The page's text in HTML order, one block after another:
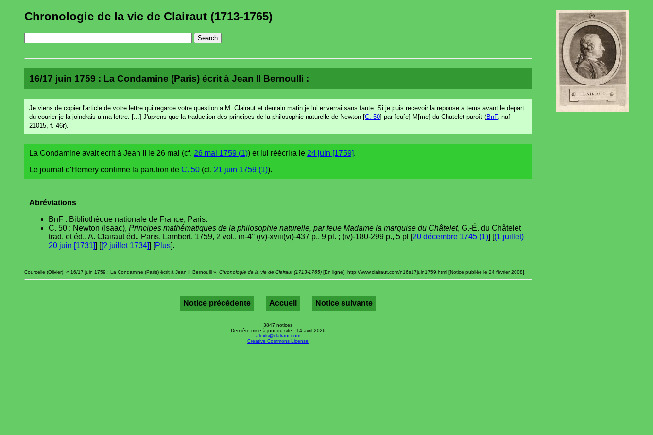
Chronologie de la vie de Clairaut (1713-1765)
16/17 juin 1759 : La Condamine (Paris) écrit à Jean II Bernoulli :
Je viens de copier l'article de votre lettre qui regarde votre question a M. Clairaut et demain matin je lui enverrai sans faute. Si je puis recevoir la reponse a tems avant le depart
du courier je la joindrais a ma lettre. [...] J'aprens que la traduction des principes de la philosophie naturelle de Newton [C. 50] par feu[e] M[me] du Chatelet paroît (BnF, naf
21015, f. 46r).
La Condamine avait écrit à Jean II le 26 mai (cf. 26 mai 1759 (1)) et lui réécrira le 24 juin [1759].
Le journal d'Hemery confirme la parution de C. 50 (cf. 21 juin 1759 (1)).
Abréviations
BnF : Bibliothèque nationale de France, Paris.
C. 50 : Newton (Isaac), Principes mathématiques de la philosophie naturelle, par feue Madame la marquise du Châtelet, G.-É. du Châtelet
trad. et éd., A. Clairaut éd., Paris, Lambert, 1759, 2 vol., in-4° (iv)-xviii(vi)-437 p., 9 pl. ; (iv)-180-299 p., 5 pl [20 décembre 1745 (1)] [(1 juillet)
20 juin [1731]] [[? juillet 1734]] [Plus].
Courcelle (Olivier), « 16/17 juin 1759 : La Condamine (Paris) écrit à Jean II Bernoulli », Chronologie de la vie de Clairaut (1713-1765) [En ligne], http://www.clairaut.com/n16s17juin1759.html [Notice publiée le 24 février 2008].
Notice précédente Accueil Notice suivante
3847 notices
Dernière mise à jour du site : 14 avril 2026
alexis@clairaut.com
Creative Commons License